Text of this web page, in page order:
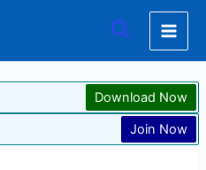
Search
Download Now
Join Now